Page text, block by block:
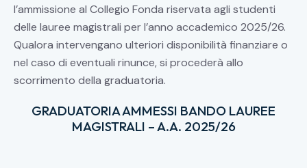
l’ammissione al Collegio Fonda riservata agli studenti
delle lauree magistrali per l’anno accademico 2025/26.
Qualora intervengano ulteriori disponibilità finanziare o
nel caso di eventuali rinunce, si procederà allo
scorrimento della graduatoria.
GRADUATORIA AMMESSI BANDO LAUREE
MAGISTRALI – A.A. 2025/26